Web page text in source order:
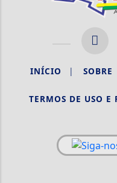
INÍCIO | SOBRE
TERMOS DE USO E